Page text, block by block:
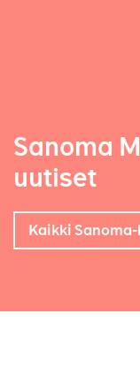
Sanoma
uutiset
Kaikki